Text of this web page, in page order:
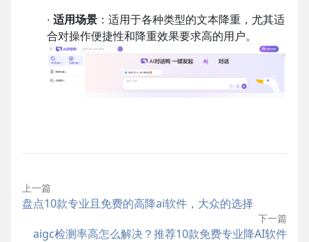
· 适用场景 ：适用于各种类型的文本降重，尤其适
合对操作便捷性和降重效果要求高的用户。
上一篇
盘点10款专业且免费的高降ai软件，大众的选择
下一篇
aigc检测率高怎么解决？推荐10款免费专业降AI软件